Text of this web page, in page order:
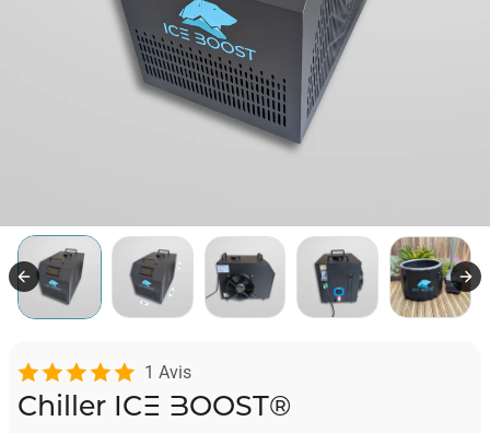
1 Avis
Chiller ICE BOOST®